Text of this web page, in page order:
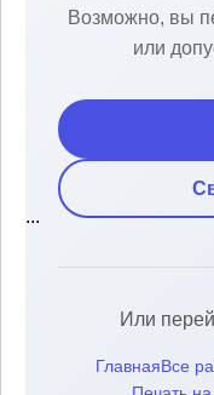
...
Возможно, вы
или
Или
ГлавнаяВсе